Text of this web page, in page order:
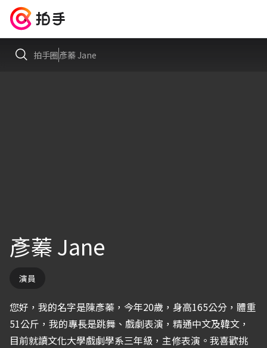
拍手圈彥蓁 Jane
彥蓁 Jane
演員
您好，我的名字是陳彥蓁，今年20歲，身高165公分，體重
51公斤，我的專長是跳舞、戲劇表演，精通中文及韓文，
目前就讀文化大學戲劇學系三年級，主修表演。我喜歡挑